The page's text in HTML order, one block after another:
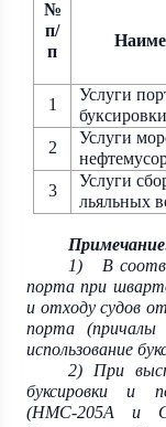
№
п/
п
1
Услуги
буксировки
2
Услуги
3
Услуги
льяльных
1)
В
порта при
и отходу судов
порта
использование
2) При
буксировки и
(НМС-205А и